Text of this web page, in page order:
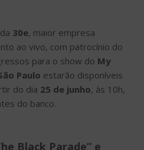
30e, maior empresa
ao vivo, com patrocínio do
para o show do My
Paulo estarão disponíveis
do dia 25 de junho, às 10h,
do banco.
Black Parade” e